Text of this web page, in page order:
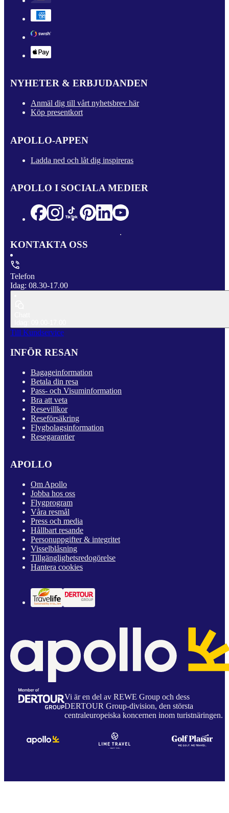
NYHETER & ERBJUDANDEN
Anmäl dig till vårt nyhetsbrev här
Köp presentkort
APOLLO-APPEN
Ladda ned och låt dig inspireras
APOLLO I SOCIALA MEDIER
KONTAKTA OSS
Telefon
Idag: 08.30-17.00
Till Kundservice
INFÖR RESAN
Bagageinformation
Betala din resa
Pass- och Visuminformation
Bra att veta
Resevillkor
Reseförsäkring
Flygbolagsinformation
Resegarantier
APOLLO
Om Apollo
Jobba hos oss
Flygprogram
Våra resmål
Press och media
Hållbart resande
Personuppgifter & integritet
Visselblåsning
Tillgänglighetsredogörelse
Hantera cookies
Vi är en del av REWE Group och dess
DERTOUR Group-division, den största
centraleuropeiska koncernen inom turistnäringen.